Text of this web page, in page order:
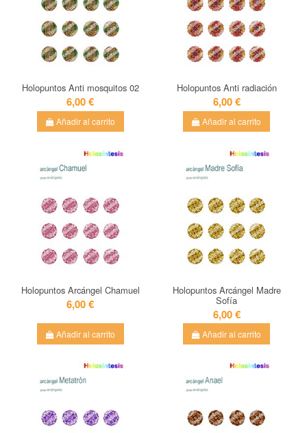
Holopuntos Anti mosquitos 02
6,00 €
Añadir al carrito
Holopuntos Anti radiación
6,00 €
Añadir al carrito
Holopuntos Arcángel Chamuel
6,00 €
Añadir al carrito
Holopuntos Arcángel Madre
Sofía
6,00 €
Añadir al carrito